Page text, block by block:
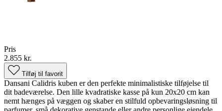
Pris
2.855 kr.
Tilføj til favorit
Dansani Calidris kuben er den perfekte minimalistiske tilføjelse til
dit badeværelse. Den lille kvadratiske kasse på kun 20x20 cm kan
nemt hænges på væggen og skaber en stilfuld opbevaringsløsning til